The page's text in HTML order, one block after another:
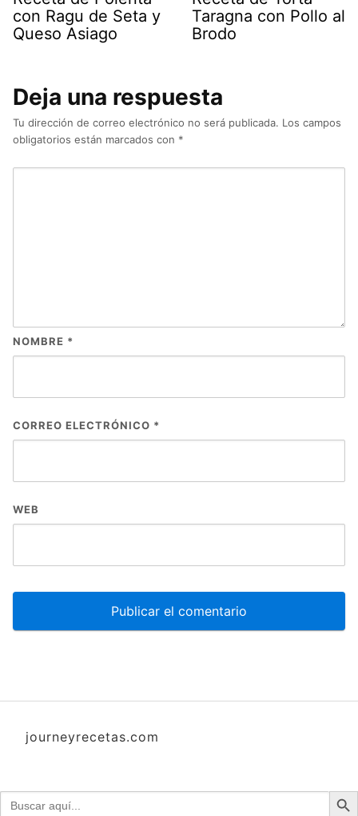
con Ragu de Seta y
Queso Asiago
Taragna con Pollo al
Brodo
Deja una respuesta
Tu dirección de correo electrónico no será publicada. Los campos
obligatorios están marcados con *
NOMBRE *
CORREO ELECTRÓNICO *
WEB
journeyrecetas.com
Buscar: Botón